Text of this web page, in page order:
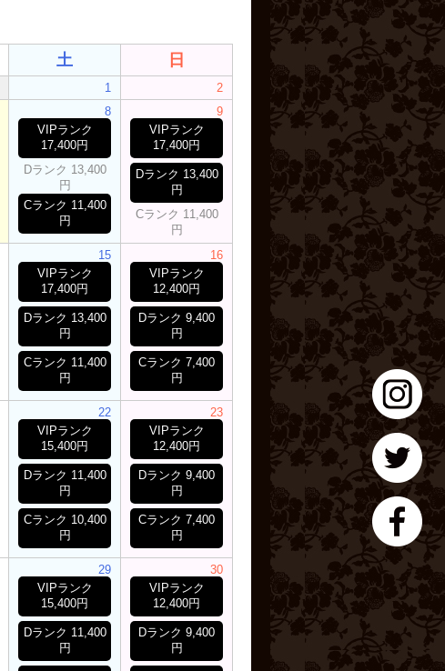
土 日
1
2
8
VIPランク
17,400円
Dランク 13,400
円
Cランク 11,400
円
9
VIPランク
17,400円
Dランク 13,400
円
Cランク 11,400
円
15
VIPランク
17,400円
Dランク 13,400
円
Cランク 11,400
円
16
VIPランク
12,400円
Dランク 9,400
円
Cランク 7,400
円
22
VIPランク
15,400円
Dランク 11,400
円
Cランク 10,400
円
23
VIPランク
12,400円
Dランク 9,400
円
Cランク 7,400
円
29
VIPランク
15,400円
Dランク 11,400
円
30
VIPランク
12,400円
Dランク 9,400
円